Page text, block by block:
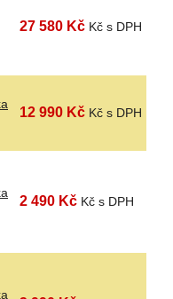
27 580 Kč Kč s DPH
12 990 Kč Kč s DPH
2 490 Kč Kč s DPH